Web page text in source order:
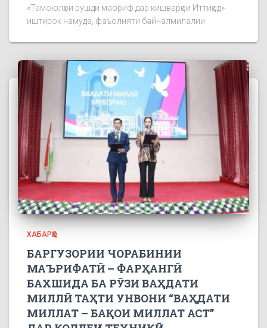
«Тамоюлҳои рушди маориф дар кишварҳои Иттиҳод»
иштирок намуда, фаъолияти байналмилалии
ХАБАРҲО
БАРГУЗОРИИ ЧОРАБИНИИ
МАЪРИФАТӢ – ФАРҲАНГӢ
БАХШИДА БА РӮЗИ ВАҲДАТИ
МИЛЛӢ ТАҲТИ УНВОНИ “ВАҲДАТИ
МИЛЛАТ – БАҚОИ МИЛЛАТ АСТ”